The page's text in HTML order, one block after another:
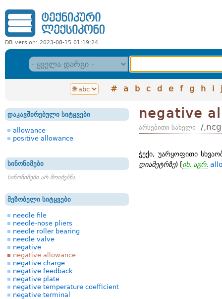
DB version: 2023-08-15 01:19:24
# a b c d e f g h i j
დაკავშირებული სიტყვები
allowance
positive allowance
სინონიმები
სინონიმები არ მოიძებნა
მეზობელი სიტყვები
needle file
needle-nose pliers
needle roller bearing
needle valve
negative
negative allowance
negative charge
negative feedback
negative plate
negative temperature coefficient
negative terminal
negative
არსებითი სახელი /
ჭექი, უარყოფითი
დიამეტრზე) [იხ. აგრ.